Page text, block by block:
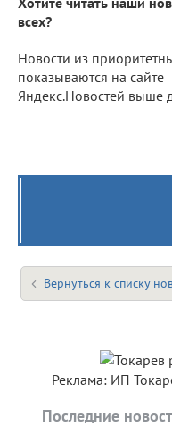
всех?
Новости из
показываются на сайте
Яндекс.Новостей выше
Вернуться к списку
Реклама: ИП
Последние